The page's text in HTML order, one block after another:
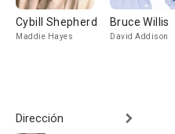
Cybill Shepherd
Maddie Hayes
Bruce Willis
David Addison
Dirección